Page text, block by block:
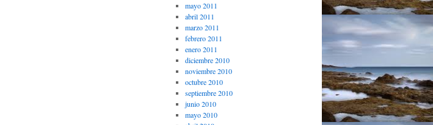
mayo 2011
abril 2011
marzo 2011
febrero 2011
enero 2011
diciembre 2010
noviembre 2010
octubre 2010
septiembre 2010
junio 2010
mayo 2010